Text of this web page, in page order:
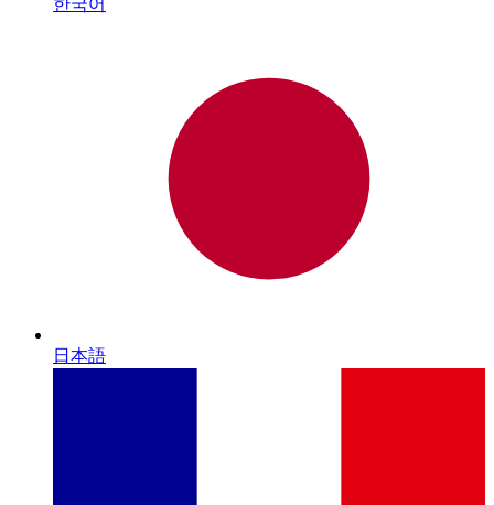
한국어
日本語